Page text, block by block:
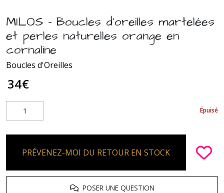
MILOS - Boucles d'oreilles martelées
et perles naturelles orange en
cornaline
Boucles d'Oreilles
34€
Épuisé
PRÉVENEZ-MOI DU RETOUR EN STOCK
POSER UNE QUESTION